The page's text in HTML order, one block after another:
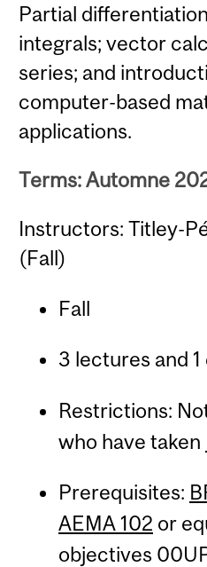
Partial
integrals; vector
series; and
computer-based
applications.
Terms: Automne
Instructors: Titley-
(Fall)
Fall
3 lectures and
Restrictions:
who have taken
Prerequisites:
AEMA 102 or
objectives